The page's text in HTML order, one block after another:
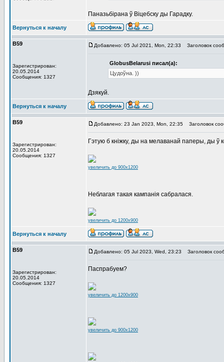
Паназьбірана ў Віцебску ды Гарадку.
Вернуться к началу
В59
Зарегистрирован:
20.05.2014
Сообщения: 1327
Добавлено: 05 Jul 2021, Mon, 22:33 Заголовок
GlobusBelarusi писал(а):
Цудоўна. ))
Дзякуй.
Вернуться к началу
В59
Зарегистрирован:
20.05.2014
Сообщения: 1327
Добавлено: 23 Jan 2023, Mon, 22:35 Заголовок
Гэтую б кніжку, ды на мелаванай паперы, ды
увеличить до 900x1200
Неблагая такая кампанія сабралася.
увеличить до 1200x900
Вернуться к началу
В59
Зарегистрирован:
20.05.2014
Сообщения: 1327
Добавлено: 05 Jul 2023, Wed, 23:23 Заголовок
Паспрабуем?
увеличить до 1200x900
увеличить до 900x1200